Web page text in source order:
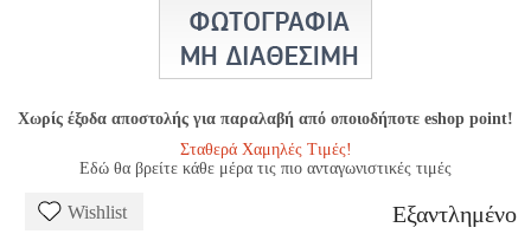
Χωρίς έξοδα αποστολής για παραλαβή από οποιοδήποτε eshop point!
Σταθερά Χαμηλές Τιμές!
Εδώ θα βρείτε κάθε μέρα τις πιο ανταγωνιστικές τιμές
Wishlist Εξαντλημένο